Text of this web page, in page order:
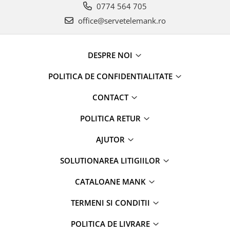
0774 564 705
office@servetelemank.ro
DESPRE NOI
POLITICA DE CONFIDENTIALITATE
CONTACT
POLITICA RETUR
AJUTOR
SOLUTIONAREA LITIGIILOR
CATALOANE MANK
TERMENI SI CONDITII
POLITICA DE LIVRARE